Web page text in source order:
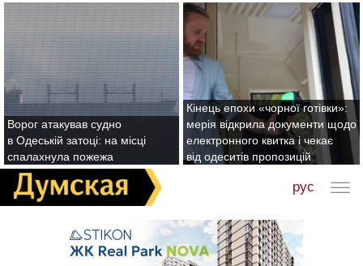
Ворог атакував судно
в Одеській затоці: на місці
спалахнула пожежа
Кінець епохи «чорної готівки»:
мерія відкрила документи щодо
електронного квитка і чекає
від одеситів пропозицій
рус